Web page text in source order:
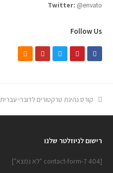
Twitter: @envato
Follow Us
Facebook
Pinterest
Twitter
Youtube
previous
קורס נהיגת טרקטורים לדוברי עברית
רישום לניוזלטר שלנו
[contact-form-7 404 "לא נמצא"]